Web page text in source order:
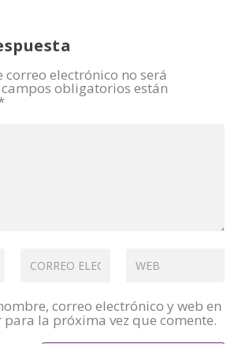
correo electrónico no será
campos obligatorios están
correo electrónico y web en
para la próxima vez que comente.